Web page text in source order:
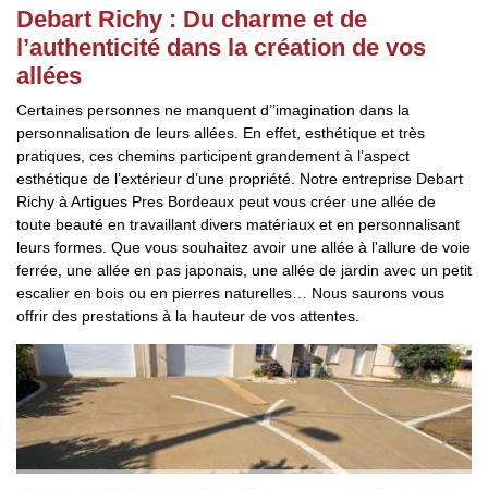
Debart Richy : Du charme et de
l’authenticité dans la création de vos
allées
Certaines personnes ne manquent d’’imagination dans la
personnalisation de leurs allées. En effet, esthétique et très
pratiques, ces chemins participent grandement à l’aspect
esthétique de l’extérieur d’une propriété. Notre entreprise Debart
Richy à Artigues Pres Bordeaux peut vous créer une allée de
toute beauté en travaillant divers matériaux et en personnalisant
leurs formes. Que vous souhaitez avoir une allée à l'allure de voie
ferrée, une allée en pas japonais, une allée de jardin avec un petit
escalier en bois ou en pierres naturelles… Nous saurons vous
offrir des prestations à la hauteur de vos attentes.